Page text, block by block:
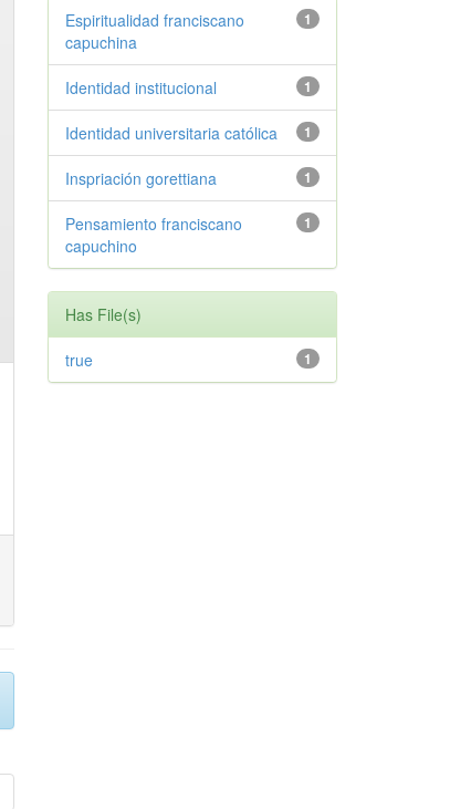
1
Espiritualidad franciscano
capuchina
1
Identidad institucional
1
Identidad universitaria católica
1
Inspriación gorettiana
1
Pensamiento franciscano
capuchino
Has File(s)
1
true